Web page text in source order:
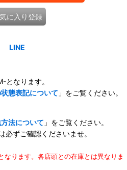
に入り登録
となります。
態表記について 」をご覧ください。
法について 」をご覧ください。
ずご確認くださいませ。
ります。各店頭との在庫とは異なりま